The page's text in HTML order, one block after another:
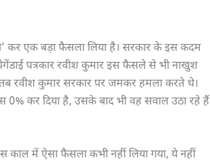
कर एक बड़ा फैसला लिया है। सरकार के इस कदम
पत्रकार रवीश कुमार इस फैसले से भी नाखुश
रवीश कुमार सरकार पर जमकर हमला करते थे।
0% कर दिया है, उसके बाद भी वह सवाल उठा रहे हैं
काल में ऐसा फैसला कभी नहीं लिया गया, ये नहीं